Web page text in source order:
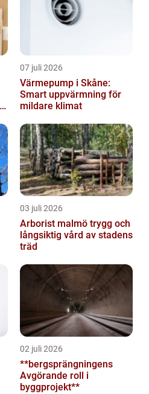
07 juli 2026
Värmepump i Skåne:
Smart uppvärmning för
mildare klimat
03 juli 2026
Arborist malmö trygg och
långsiktig vård av stadens
träd
02 juli 2026
**bergsprängningens
Avgörande roll i
byggprojekt**